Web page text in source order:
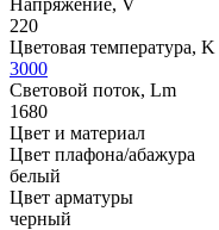
220
Цветовая температура, K
3000
Световой поток, Lm
1680
Цвет и материал
Цвет плафона/абажура
белый
Цвет арматуры
черный